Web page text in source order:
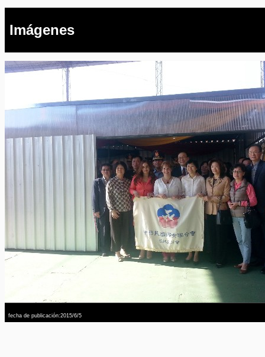
Imágenes
fecha de publicación:2015/6/5